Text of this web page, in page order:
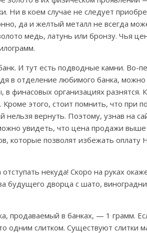
Ни в коем случае не следует
да и желтый металл не всегда
медь, латунь или бронзу. Чья
И тут есть подводные камни. Во-
в отделение любимого банка, можно
в финасовых организациях разнятся.
этого, стоит помнить, что при
вернуть. Поэтому, узнав на
увидеть, что цена продажи
которые позволят избежать оплату
некуда! Скоро на руках
будущего дворца с шато,
продаваемый в банках, — 1 грамм.
одним слитком. Существуют слитки